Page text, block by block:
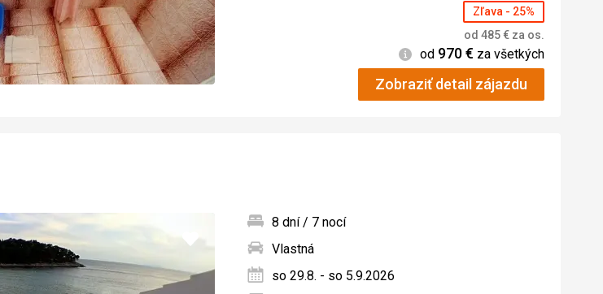
Zľava - 25%
od 485€ za os.
Informácie
od 970€ za všetkých
Zobraziť detail zájazdu
Pridať
do
8 dní / 7 nocí
Vlastná
so 29.8. - so 5.9.2026